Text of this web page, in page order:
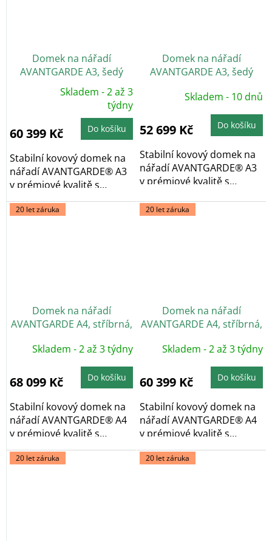
Domek na nářadí
AVANTGARDE A3, šedý
křemen, dvoukřídlé dveře
Průměrné
5,0
z
5
Skladem - 2 až 3
týdny
60 399 Kč Do košíku
Stabilní kovový domek na
nářadí AVANTGARDE® A3
v prémiové kvalitě s
pultovou...
Domek na nářadí
AVANTGARDE A3, šedý
Skladem - 10 dnů
52 699 Kč Do košíku
Stabilní kovový domek na
nářadí AVANTGARDE® A3
v prémiové kvalitě s
20 let záruka
Domek na nářadí
AVANTGARDE A4, stříbrná,
Skladem - 2 až 3 týdny
68 099 Kč Do košíku
Stabilní kovový domek na
nářadí AVANTGARDE® A4
v prémiové kvalitě s
pultovou...
20 let záruka
Domek na nářadí
AVANTGARDE A4, stříbrná,
Skladem - 2 až 3 týdny
60 399 Kč Do košíku
Stabilní kovový domek na
nářadí AVANTGARDE® A4
v prémiové kvalitě s
pultovou...
20 let záruka 20 let záruka